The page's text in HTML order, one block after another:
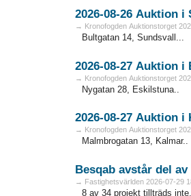
→ Kronofogden Auktionstorget
Bultgatan 14, Sundsvall...
→ Kronofogden Auktionstorget
Nygatan 28, Eskilstuna..
→ Kronofogden Auktionstorget
Malmbrogatan 13, Kalmar..
Besqab avstår del
→ Fastighetsvärlden 2026-07-29
8 av 34 projekt tillträds